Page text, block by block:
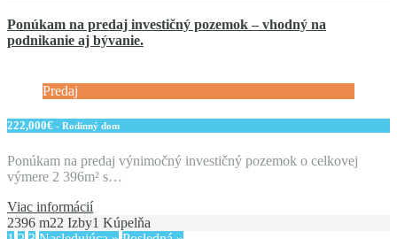
Ponúkam na predaj investičný pozemok – vhodný na
podnikanie aj bývanie.
Predaj
222,000€ - Rodinný dom
Ponúkam na predaj výnimočný investičný pozemok o celkovej
výmere 2 396m² s…
Viac informácií
2396 m22 Izby1 Kúpelňa